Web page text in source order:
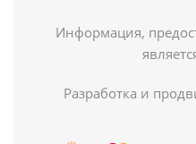
Информация,
Разработка и